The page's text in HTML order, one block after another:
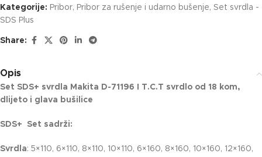
Kategorije: Pribor, Pribor za rušenje i udarno bušenje, Set svrdla -
SDS Plus
Share:
Opis
Set SDS+ svrdla Makita D-71196 I T.C.T svrdlo od 18 kom,
dlijeto i glava bušilice
SDS+ Set sadrži:
Svrdla: 5×110, 6×110, 8×110, 10×110, 6×160, 8×160, 10×160, 12×160,